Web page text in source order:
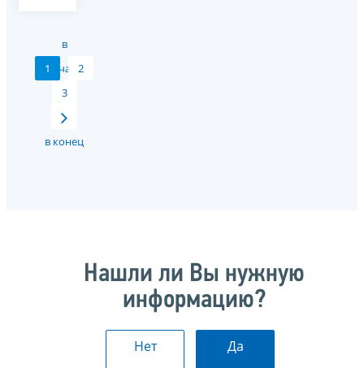
в
начало
1
2
3
в конец
Нашли ли Вы нужную
информацию?
Нет Да